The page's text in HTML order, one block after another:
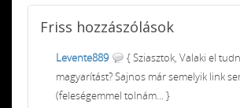
Friss hozzászólások
Levente889
{ Sziasztok, Valaki el
magyarítást? Sajnos már semelyik link
(feleségemmel tolnám... }